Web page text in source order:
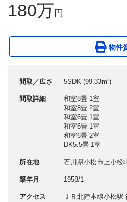
180万 円
物件
間取／広さ 5SDK (99.33m²)
間取詳細
和室8畳 1室
和室8畳 2室
和室6畳 1室
和室6畳 1室
和室6畳 2室
DK5.5畳 1室
所在地 石川県小松市上小松
築年月 1958/1
アクセス ＪＲ北陸本線小松駅